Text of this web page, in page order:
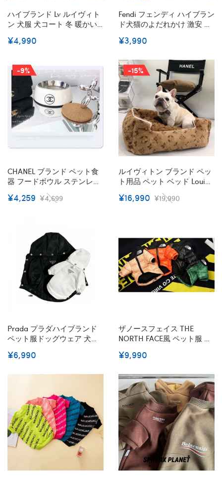
ハイブランド Lv ルイヴィト
ン 犬服 犬コート 冬 暖かい
れ ペット用品 活動 散歩 マ
型犬 中型犬 大型犬 適用 秋
冬服 愛犬猫 誕生日 贈り物
¥4,990
Fendi フェンディ ハイブラン
ド犬猫のよだれかけ 激安 犬
Ｍブランド猫用三角巾 アク
三角スカーフ
¥3,990
-9%
CHANEL ブランド ペット食
器 フードボウル ステンレス
製 スチール シャネル ハイブ
ランド 水入れ 滑り止め 餌皿
¥4,259 ¥4,699
-15%
ルイヴィトン ブランド ペッ
ト用品 ペット ベッド Louis
Vuitton 犬 クッション もこも
こ ふわふわ 可愛い 暖かい
秋 冬
¥16,990 ¥19,990
Prada プラダハイブランド
ペット服ドッグウェア 犬の
ィペット服秋冬暖かいブラ
ードル チワワ ダックス
¥6,990
ザノースフェイス THE
NORTH FACE風 ペット服 ブ
ン ペットダウンコート 犬風
洋服 防風ダウンベスト 防寒
ペットブルドッグダウン服
ジャケット型 冬のお出かけ
あったかくて 可愛い 冬の夜
散歩用 パロディ
¥9,990